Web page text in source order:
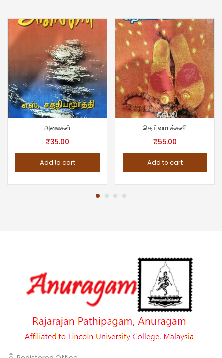
அலைகள்
₹35.00
Add to cart
தெய்வமாக்கவி
₹55.00
Add to cart